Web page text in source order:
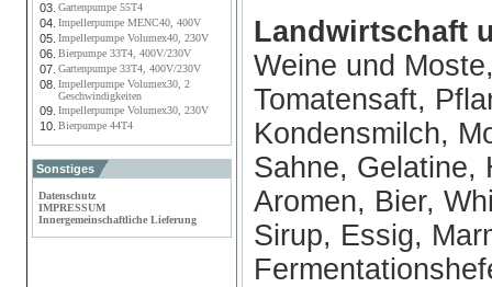
03. Gartenpumpe 55T4
04. Impellerpumpe MENC40, 400V
05. Impellerpumpe Volumex40, 230V
06. Bierpumpe 33T4, 400V/230V
07. Gartenpumpe 33T4, 400V/230V
08. Impellerpumpe Volumex30, 2
Geschwindigkeiten
09. Impellerpumpe Volumex30, 230V
10. Bierpumpe 44T4
Sonstiges
Datenschutz
IMPRESSUM
Innergemeinschaftliche Lieferung
Landwirtschaft
Weine und
Tomatensaft,
Kondensmilch,
Sahne, Gelatine,
Aromen, Bier,
Sirup, Essig,